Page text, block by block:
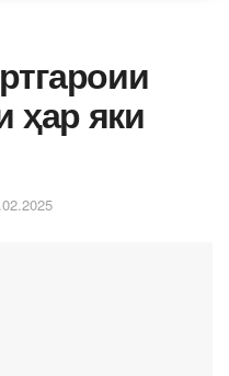
ҳар яки